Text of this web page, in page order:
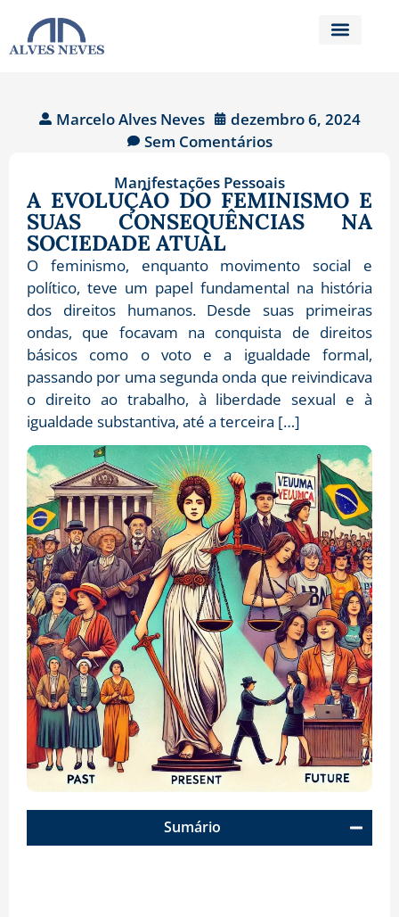
Marcelo Alves Neves
dezembro 6, 2024
Sem Comentários
Manifestações Pessoais
A EVOLUÇÃO DO FEMINISMO E
SUAS CONSEQUÊNCIAS NA
SOCIEDADE ATUAL
O feminismo, enquanto movimento social e
político, teve um papel fundamental na história
dos direitos humanos. Desde suas primeiras
ondas, que focavam na conquista de direitos
básicos como o voto e a igualdade formal,
passando por uma segunda onda que reivindicava
o direito ao trabalho, à liberdade sexual e à
igualdade substantiva, até a terceira […]
Sumário